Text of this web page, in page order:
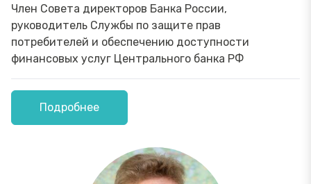
Член Совета директоров Банка России,
руководитель Службы по защите прав
потребителей и обеспечению доступности
финансовых услуг Центрального банка РФ
Подробнее